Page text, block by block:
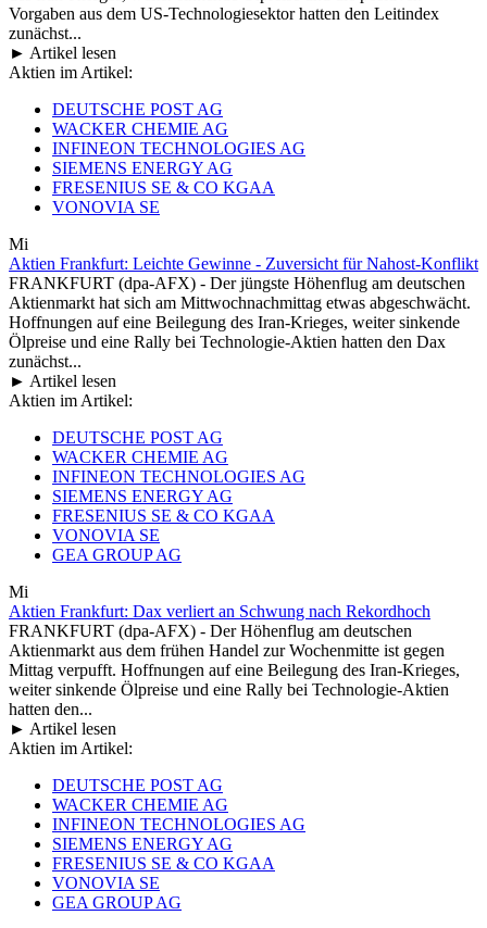
Vorgaben aus dem US-Technologiesektor hatten den Leitindex
zunächst...
► Artikel lesen
Aktien im Artikel:
DEUTSCHE POST AG
WACKER CHEMIE AG
INFINEON TECHNOLOGIES AG
SIEMENS ENERGY AG
FRESENIUS SE & CO KGAA
VONOVIA SE
Mi
Aktien Frankfurt: Leichte Gewinne - Zuversicht für Nahost-Konflikt
FRANKFURT (dpa-AFX) - Der jüngste Höhenflug am deutschen
Aktienmarkt hat sich am Mittwochnachmittag etwas abgeschwächt.
Hoffnungen auf eine Beilegung des Iran-Krieges, weiter sinkende
Ölpreise und eine Rally bei Technologie-Aktien hatten den Dax
zunächst...
► Artikel lesen
Aktien im Artikel:
DEUTSCHE POST AG
WACKER CHEMIE AG
INFINEON TECHNOLOGIES AG
SIEMENS ENERGY AG
FRESENIUS SE & CO KGAA
VONOVIA SE
GEA GROUP AG
Mi
Aktien Frankfurt: Dax verliert an Schwung nach Rekordhoch
FRANKFURT (dpa-AFX) - Der Höhenflug am deutschen
Aktienmarkt aus dem frühen Handel zur Wochenmitte ist gegen
Mittag verpufft. Hoffnungen auf eine Beilegung des Iran-Krieges,
weiter sinkende Ölpreise und eine Rally bei Technologie-Aktien
hatten den...
► Artikel lesen
Aktien im Artikel:
DEUTSCHE POST AG
WACKER CHEMIE AG
INFINEON TECHNOLOGIES AG
SIEMENS ENERGY AG
FRESENIUS SE & CO KGAA
VONOVIA SE
GEA GROUP AG